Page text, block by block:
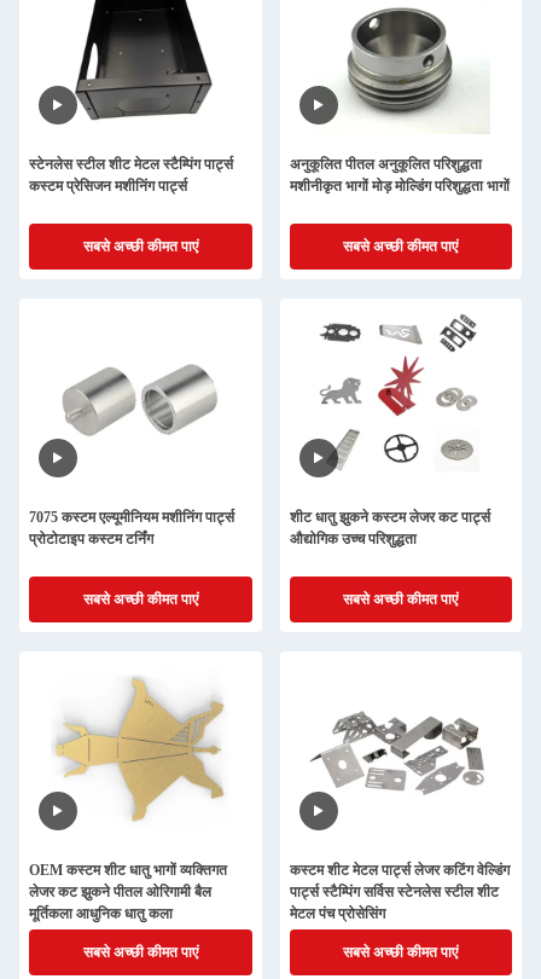
स्टेनलेस स्टील शीट मेटल स्टैम्पिंग पार्ट्स
कस्टम प्रेसिजन मशीनिंग पार्ट्स
सबसे अच्छी कीमत पाएं
अनुकूलित पीतल अनुकूलित परिशुद्धता
मशीनीकृत भागों मोड़ मोल्डिंग परिशुद्धता भागों
सबसे अच्छी कीमत पाएं
7075 कस्टम एल्यूमीनियम मशीनिंग पार्ट्स
प्रोटोटाइप कस्टम टर्निंग
सबसे अच्छी कीमत पाएं
शीट धातु झुकने कस्टम लेजर कट पार्ट्स
औद्योगिक उच्च परिशुद्धता
सबसे अच्छी कीमत पाएं
OEM कस्टम शीट धातु भागों व्यक्तिगत
लेजर कट झुकने पीतल ओरिगामी बैल
मूर्तिकला आधुनिक धातु कला
सबसे अच्छी कीमत पाएं
कस्टम शीट मेटल पार्ट्स लेजर कटिंग वेल्डिंग
पार्ट्स स्टैम्पिंग सर्विस स्टेनलेस स्टील शीट
मेटल पंच प्रोसेसिंग
सबसे अच्छी कीमत पाएं